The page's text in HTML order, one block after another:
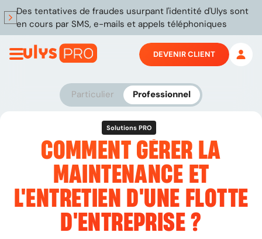
Des tentatives de fraudes usurpant l'identité d'Ulys sont
en cours par SMS, e-mails et appels téléphoniques
Particulier Professionnel
DEVENIR CLIENT
Solutions PRO
COMMENT GÉRER LA
MAINTENANCE ET
L'ENTRETIEN D'UNE FLOTTE
D'ENTREPRISE ?